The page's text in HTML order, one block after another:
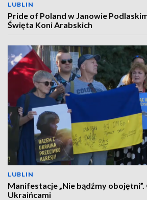
LUBLIN
Pride of Poland w Janowie
Święta Koni Arabskich
LUBLIN
Manifestacje „Nie bądźmy
Ukraińcami